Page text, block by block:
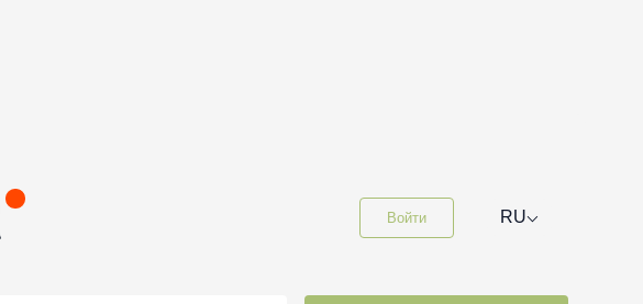
Войти RU⌵